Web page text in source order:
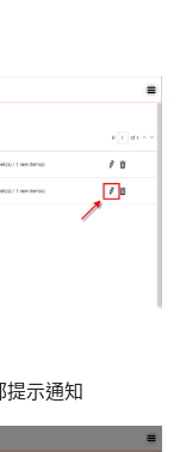
示通知